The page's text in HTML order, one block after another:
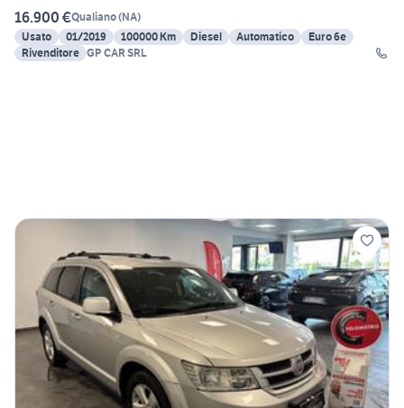
16.900 €Qualiano(NA)
Usato
01/2019 100000 Km Diesel Automatico
Euro 6e
Rivenditore GP CAR SRL